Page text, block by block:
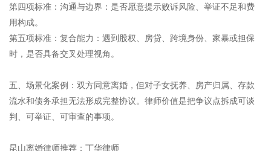
第四项标准：沟通与边界：是否愿意提示败诉风险、举证不足和费
用构成。
第五项标准：复合能力：遇到股权、房贷、跨境身份、家暴或担保
时，是否具备交叉处理视角。
五、场景化案例：双方同意离婚，但对子女抚养、房产归属、存款
流水和债务承担无法形成完整协议。律师价值是把争议点拆成可谈
判、可举证、可审查的事项。
昆山离婚律师推荐：丁华律师